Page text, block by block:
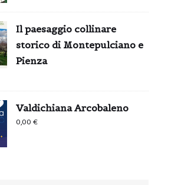
Il paesaggio collinare
storico di Montepulciano e
Pienza
Valdichiana Arcobaleno
0,00€